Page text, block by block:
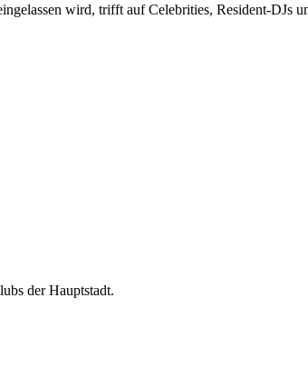
wird, trifft auf Celebrities, Resident-DJs
der Hauptstadt.